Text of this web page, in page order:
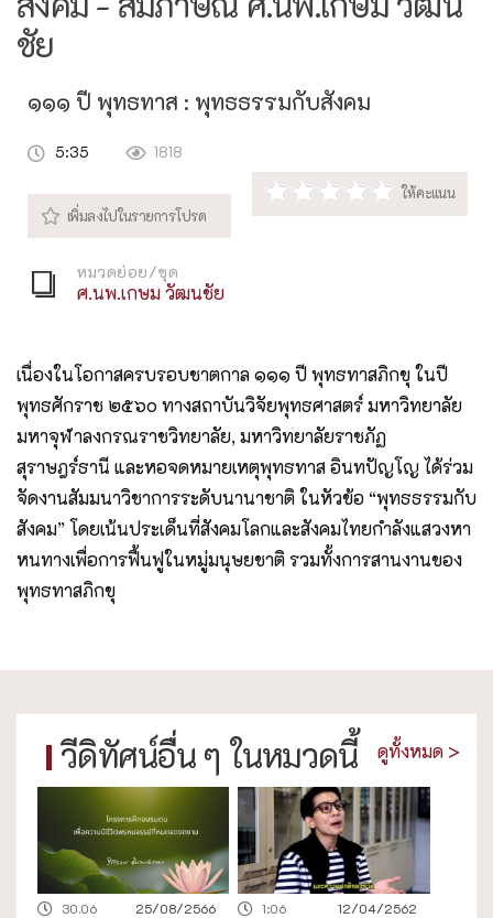
ชัย
๑๑๑ ปี พุทธทาส : พุทธธรรมกับสังคม
5:35 1818
หมวดย่อย/ชุด
ศ.นพ.เกษม วัฒนชัย
เนื่องในโอกาสครบรอบชาตกาล ๑๑๑ ปี พุทธทาสภิกขุ ในปี
พุทธศักราช ๒๕๖๐ ทางสถาบันวิจัยพุทธศาสตร์ มหาวิทยาลัย
มหาจุฬาลงกรณราชวิทยาลัย, มหาวิทยาลัยราชภัฏ
สุราษฎร์ธานี และหอจดหมายเหตุพุทธทาส อินทปัญโญ ได้ร่วม
จัดงานสัมมนาวิชาการระดับนานาชาติ ในหัวข้อ “พุทธธรรมกับ
สังคม” โดยเน้นประเด็นที่สังคมโลกและสังคมไทยกำลังแสวงหา
หนทางเพื่อการฟื้นฟูในหมู่มนุษยชาติ รวมทั้งการสานงานของ
พุทธทาสภิกขุ
วีดิทัศน์อื่น ๆ ในหมวดนี้
25/08/2566
30.06 12/04/2562
1:06
ดูทั้งหมด >